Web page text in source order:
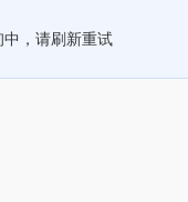
中，请刷新重试